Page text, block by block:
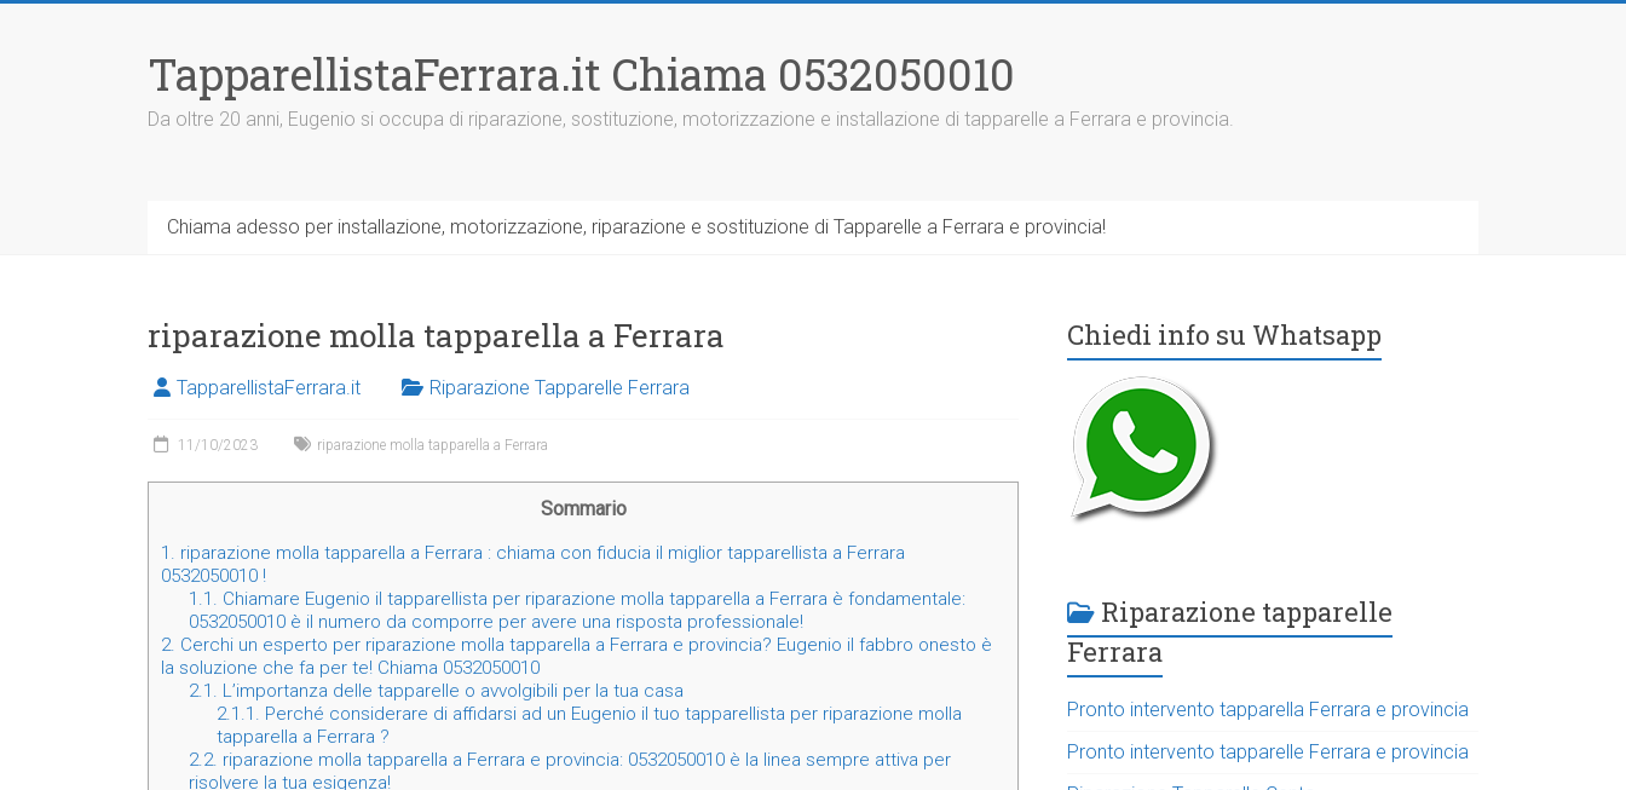
TapparellistaFerrara.it Chiama 0532050010
Da oltre 20 anni, Eugenio si occupa di riparazione, sostituzione, motorizzazione e installazione di tapparelle a Ferrara e provincia.
Chiama adesso per installazione, motorizzazione, riparazione e sostituzione di Tapparelle a Ferrara e provincia!
riparazione molla tapparella a Ferrara
TapparellistaFerrara.it Riparazione Tapparelle Ferrara
11/10/2023 riparazione molla tapparella a Ferrara
Sommario
1. riparazione molla tapparella a Ferrara : chiama con fiducia il miglior tapparellista a Ferrara
0532050010 !
1.1. Chiamare Eugenio il tapparellista per riparazione molla tapparella a Ferrara è fondamentale:
0532050010 è il numero da comporre per avere una risposta professionale!
2. Cerchi un esperto per riparazione molla tapparella a Ferrara e provincia? Eugenio il fabbro onesto è
la soluzione che fa per te! Chiama 0532050010
2.1. L’importanza delle tapparelle o avvolgibili per la tua casa
2.1.1. Perché considerare di affidarsi ad un Eugenio il tuo tapparellista per riparazione molla
tapparella a Ferrara ?
2.2. riparazione molla tapparella a Ferrara e provincia: 0532050010 è la linea sempre attiva per
risolvere la tua esigenza!
Chiedi info su Whatsapp
Riparazione tapparelle
Ferrara
Pronto intervento tapparella Ferrara e provincia
Pronto intervento tapparelle Ferrara e provincia